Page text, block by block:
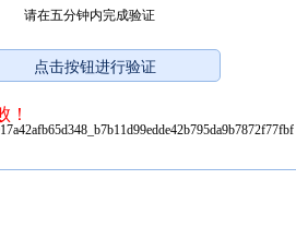
请在五分钟内完成验证
！